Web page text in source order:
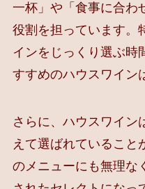
一杯」や「食事に合わ
役割を担っています。
インをじっくり選ぶ時
すすめのハウスワイン
さらに、ハウスワイン
えて選ばれていること
のメニューにも無理な